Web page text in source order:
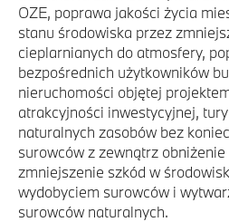
OZE, poprawa jakości życia
stanu środowiska przez
cieplarnianych do atmosfery,
bezpośrednich użytkowników
nieruchomości objętej
atrakcyjności inwestycyjnej,
naturalnych zasobów bez
surowców z zewnątrz
zmniejszenie szkód w
wydobyciem surowców i
surowców naturalnych.